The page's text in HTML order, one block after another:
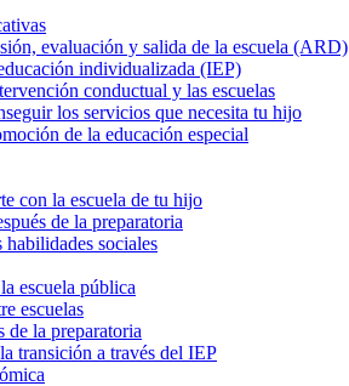
evaluación y salida de la escuela (ARD)
individualizada (IEP)
conductual y las escuelas
los servicios que necesita tu hijo
de la educación especial
con la escuela de tu hijo
de la preparatoria
sociales
escuela pública
escuelas
de la preparatoria
transición a través del IEP